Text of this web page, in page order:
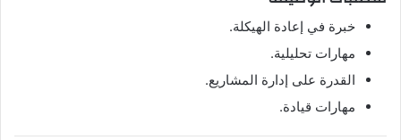
خبرة في إعادة الهيكلة.
مهارات تحليلية.
القدرة على إدارة المشاريع.
مهارات قيادة.